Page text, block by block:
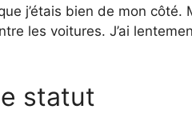
j’étais bien de mon côté.
les voitures. J’ai
statut